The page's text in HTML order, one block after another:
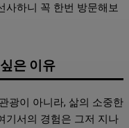
사하니 꼭 한번 방문해보
은 이유
광이 아니라, 삶의 소중한
기서의 경험은 그저 지나